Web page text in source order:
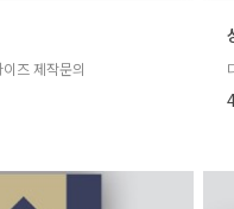
즈 제작문의